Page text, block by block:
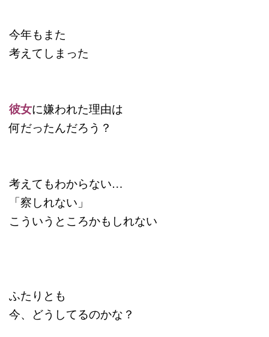
今年もまた
考えてしまった
彼女に嫌われた理由は
何だったんだろう？
考えてもわからない…
「察しれない」
こういうところかもしれない
ふたりとも
今、どうしてるのかな？